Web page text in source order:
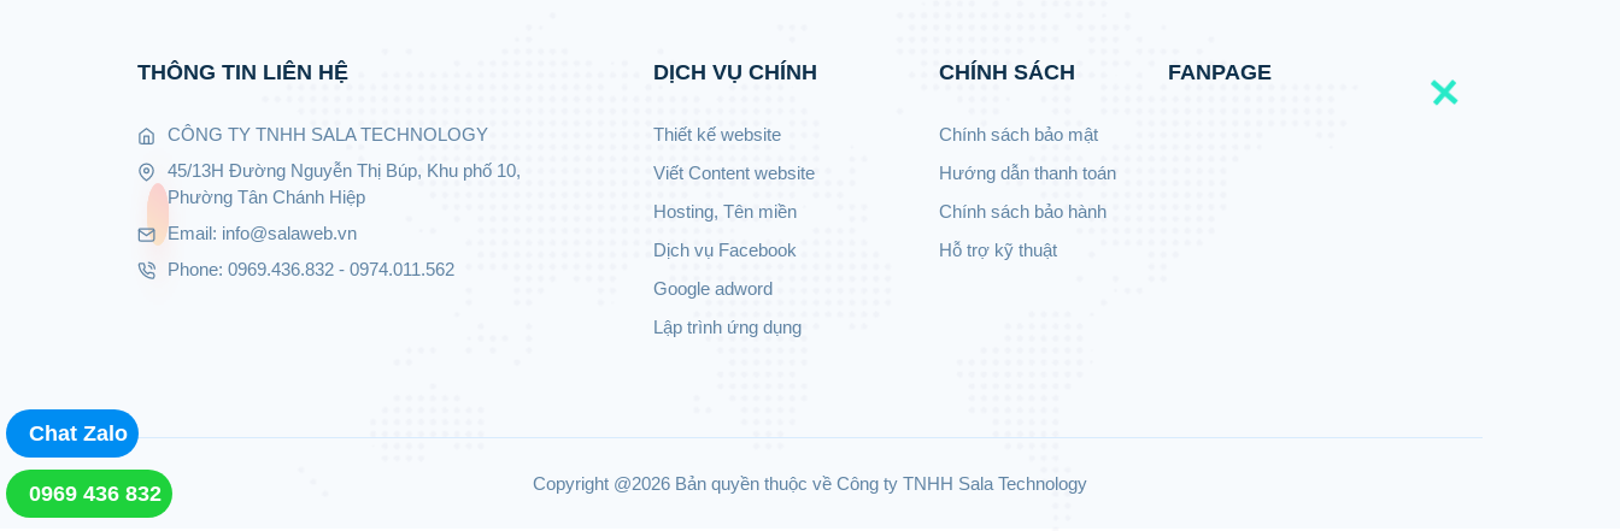
THÔNG TIN LIÊN HỆ
CÔNG TY TNHH SALA TECHNOLOGY
45/13H Đường Nguyễn Thị Búp, Khu phố 10,
Phường Tân Chánh Hiệp
Email: info@salaweb.vn
Phone: 0969.436.832 - 0974.011.562
DỊCH VỤ CHÍNH
Thiết kế website
Viết Content website
Hosting, Tên miền
Dịch vụ Facebook
Google adword
Lập trình ứng dụng
CHÍNH SÁCH
Chính sách bảo mật
Hướng dẫn thanh toán
Chính sách bảo hành
Hỗ trợ kỹ thuật
FANPAGE
Copyright @2026 Bản quyền thuộc về Công ty TNHH Sala Technology
0969 436 832
Chat Zalo